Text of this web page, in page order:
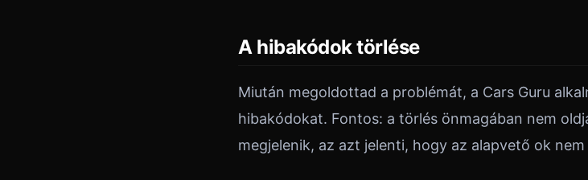
A hibakódok törlése
Miután megoldottad a problémát, a Cars Guru
hibakódokat. Fontos: a törlés önmagában nem
megjelenik, az azt jelenti, hogy az alapvető ok